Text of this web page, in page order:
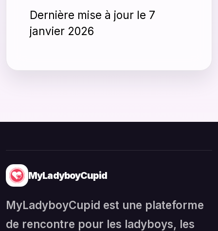
Dernière mise à jour le 7
janvier 2026
MyLadyboyCupid
MyLadyboyCupid est une plateforme
de rencontre pour les ladyboys, les